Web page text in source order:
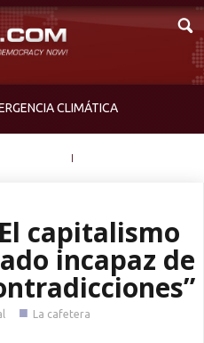
CLIMÁTICA
capitalismo
incapaz de
■ La cafetera